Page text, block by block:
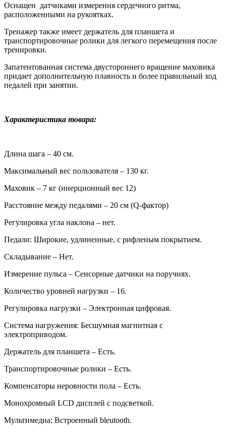
Оснащен датчиками измерения сердечного ритма,
расположенными на рукоятках.
Тренажер также имеет держатель для планшета и
транспортировочные ролики для легкого перемещения после
тренировки.
Запатентованная система двустороннего вращение маховика
придает дополнительную плавность и более правильный ход
педалей при занятии.
Характеристика товара:
Длина шага – 40 см.
Максимальный вес пользователя – 130 кг.
Маховик – 7 кг (инерционный вес 12)
Расстояние между педалями – 20 см (Q-фактор)
Регулировка угла наклона – нет.
Педали: Широкие, удлиненные, с рифленым покрытием.
Складывание – Нет.
Измерение пульса – Сенсорные датчики на поручнях.
Количество уровней нагрузки – 16.
Регулировка нагрузки – Электронная цифровая.
Система нагружения: Бесшумная магнитная с
электроприводом.
Держатель для планшета – Есть.
Транспортировочные ролики – Есть.
Компенсаторы неровности пола – Есть.
Монохромный LCD дисплей с подсветкой.
Мультимедиа: Встроенный bleutooth.